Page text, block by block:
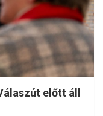
előtt áll